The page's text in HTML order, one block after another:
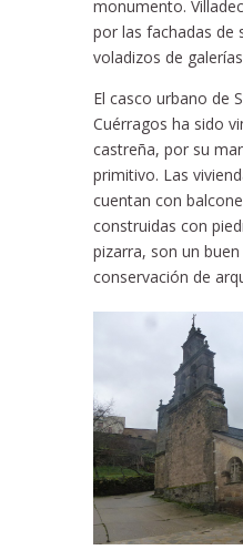
monumento.
por las fachadas de
voladizos de
El casco urbano de
Cuérragos ha sido
castreña, por su
primitivo. Las
cuentan con
construidas con
pizarra, son un
conservación de